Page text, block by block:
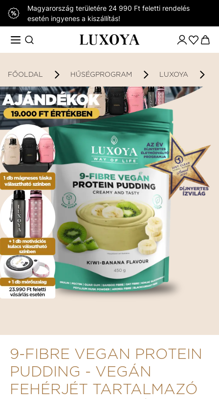
Magyarország területére 24 990 Ft feletti rendelés
esetén ingyenes a kiszállítás!
FŐOLDAL HŰSÉGPROGRAM LUXOYA
9-FIBRE VEGAN PROTEIN
PUDDING - VEGÁN
FEHÉRJÉT TARTALMAZÓ